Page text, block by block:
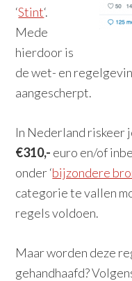
‘Stint‘.
Mede
hierdoor is
de wet- en
aangescherpt.
In Nederland riskeer
€310,- euro en/of
onder ‘bijzondere
categorie te vallen
regels voldoen.
Maar worden deze
gehandhaafd?